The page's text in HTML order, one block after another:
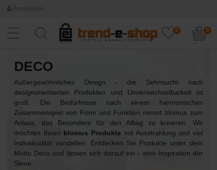
0 0
DECO
Außergewöhnliches Design - die Sehnsucht nach
designorientierten Produkten und Unverwechselbarkeit ist
groß. Die Bedürfnisse nach einem harmonischen
Zusammenspiel von Form und Funktion nimmt blomus zum
Anlass, das Besondere für den Alltag zu kreieren. Wir
möchten Ihnen blomus Produkte mit Ausstrahlung und viel
Individualität vorstellen. Entdecken Sie Produkte unter dem
Motto Deco und lassen sich darauf ein - eine Inspiration der
Sinne.